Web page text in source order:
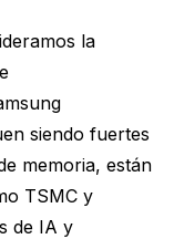
la
siendo fuertes
memoria, están
TSMC y
de IA y